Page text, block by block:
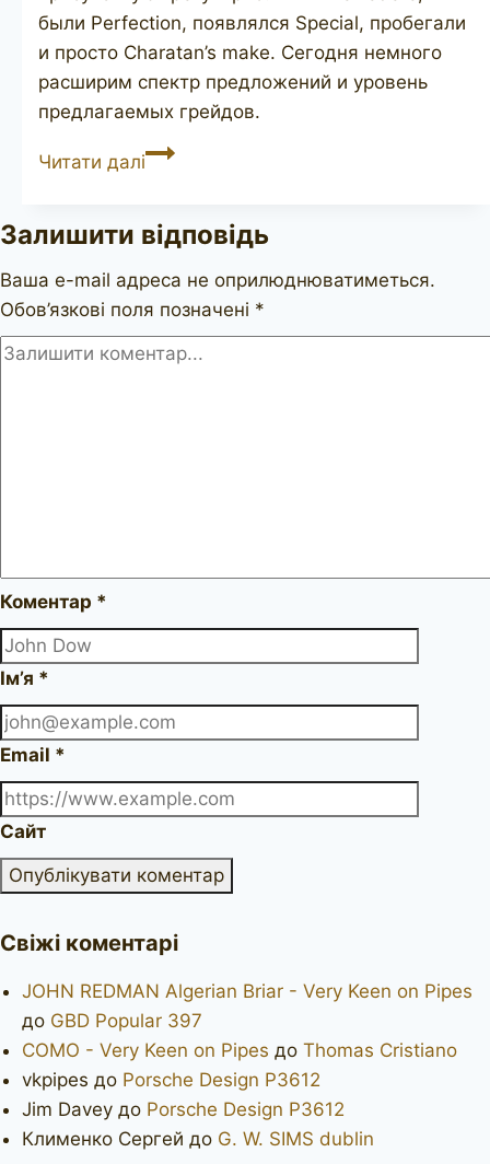
были Perfection, появлялся Special, пробегали
и просто Charatan’s make. Сегодня немного
расширим спектр предложений и уровень
предлагаемых грейдов.
Читати даліCHARATAN’S
Залишити відповідь
Ваша e-mail адреса не оприлюднюватиметься.
Обов’язкові поля позначені *
Коментар *
Ім’я *
Email *
Сайт
Свіжі коментарі
JOHN REDMAN Algerian Briar - Very Keen on Pipes
до GBD Popular 397
COMO - Very Keen on Pipes до Thomas Cristiano
vkpipes до Porsche Design P3612
Jim Davey до Porsche Design P3612
Клименко Сергей до G. W. SIMS dublin